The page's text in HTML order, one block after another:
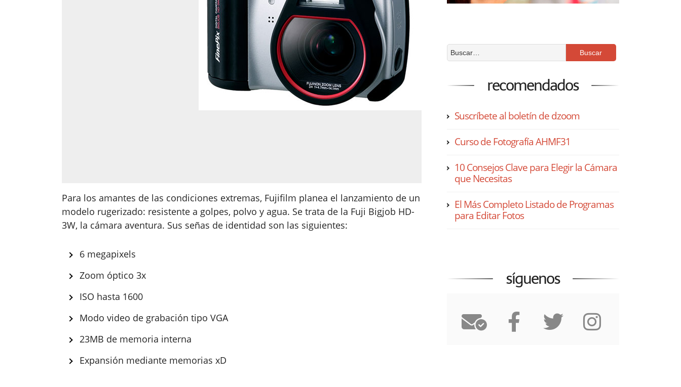
Para los amantes de las condiciones extremas, Fujifilm planea el lanzamiento de un
modelo rugerizado: resistente a golpes, polvo y agua. Se trata de la Fuji Bigjob HD-
3W, la cámara aventura. Sus señas de identidad son las siguientes:
6 megapixels
Zoom óptico 3x
ISO hasta 1600
Modo video de grabación tipo VGA
23MB de memoria interna
Expansión mediante memorias xD
recomendados
Suscríbete al boletín de dzoom
Curso de Fotografía AHMF31
10 Consejos Clave para Elegir la Cámara
que Necesitas
El Más Completo Listado de Programas
para Editar Fotos
síguenos